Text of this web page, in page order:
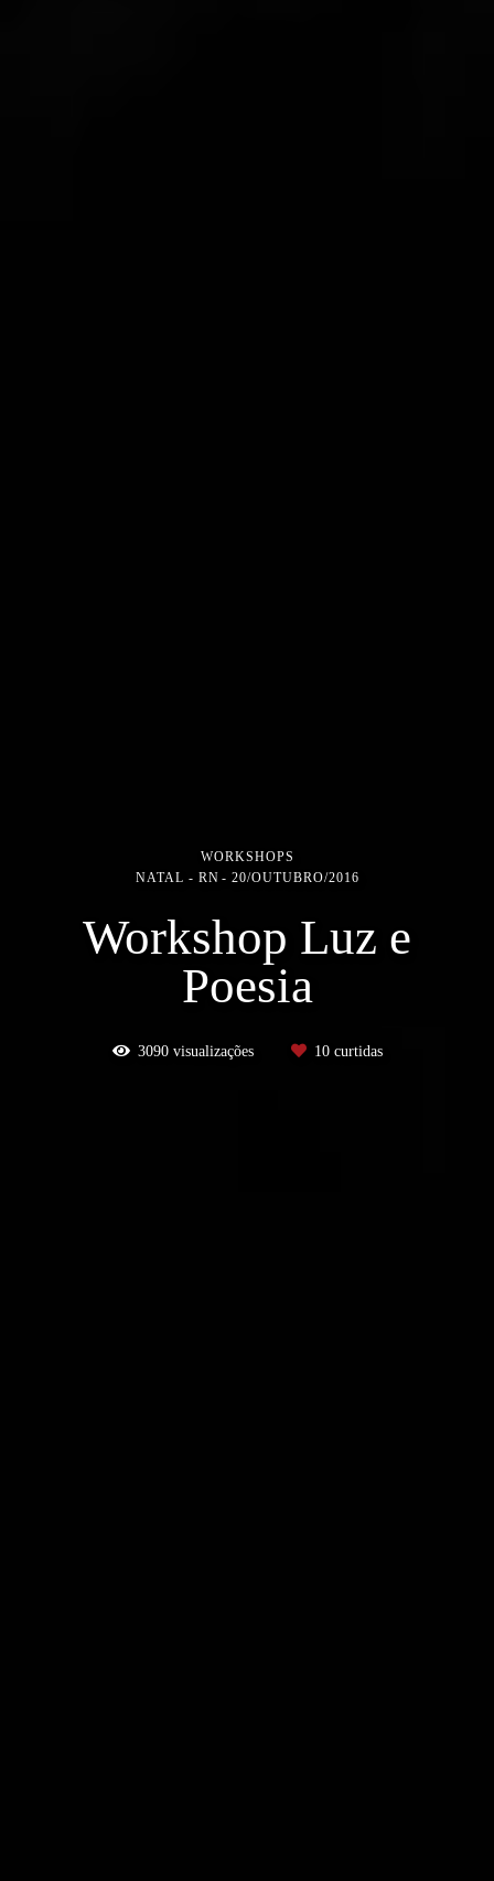
WORKSHOPS
NATAL - RN
20/OUTUBRO/2016
Workshop Luz e
Poesia
3090visualizações 10curtidas